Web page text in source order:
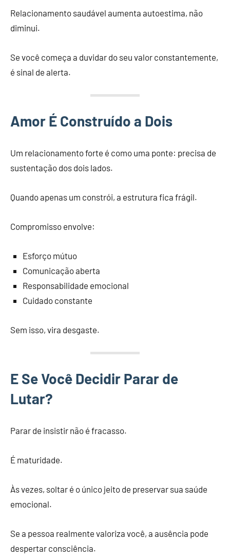
Relacionamento saudável aumenta autoestima, não
diminui.
Se você começa a duvidar do seu valor constantemente,
é sinal de alerta.
Amor É Construído a Dois
Um relacionamento forte é como uma ponte: precisa de
sustentação dos dois lados.
Quando apenas um constrói, a estrutura fica frágil.
Compromisso envolve:
Esforço mútuo
Comunicação aberta
Responsabilidade emocional
Cuidado constante
Sem isso, vira desgaste.
E Se Você Decidir Parar de
Lutar?
Parar de insistir não é fracasso.
É maturidade.
Às vezes, soltar é o único jeito de preservar sua saúde
emocional.
Se a pessoa realmente valoriza você, a ausência pode
despertar consciência.